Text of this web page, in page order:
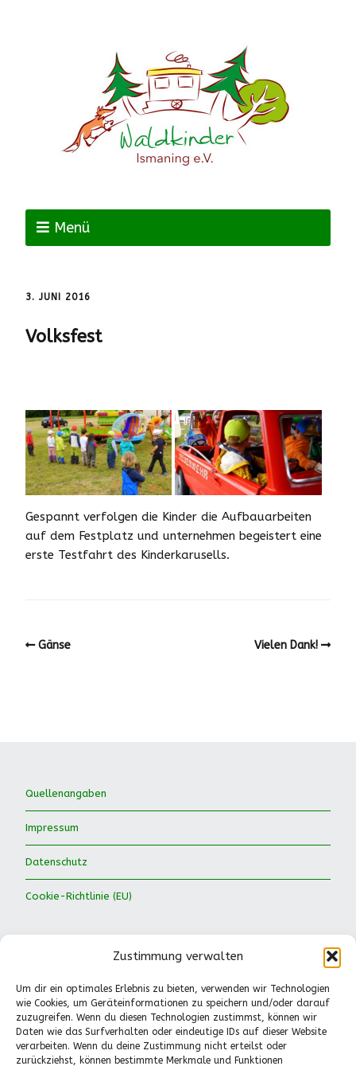
Zustimmung verwalten
Um dir ein optimales Erlebnis zu bieten, verwenden wir Technologien
wie Cookies, um Geräteinformationen zu speichern und/oder darauf
zuzugreifen. Wenn du diesen Technologien zustimmst, können wir
Daten wie das Surfverhalten oder eindeutige IDs auf dieser Website
verarbeiten. Wenn du deine Zustimmung nicht erteilst oder
zurückziehst, können bestimmte Merkmale und Funktionen
Menü
3. JUNI 2016
Volksfest
Gespannt verfolgen die Kinder die Aufbauarbeiten
auf dem Festplatz und unternehmen begeistert eine
erste Testfahrt des Kinderkarusells.
Gänse Vielen Dank!
Quellenangaben
Impressum
Datenschutz
Cookie-Richtlinie (EU)
Waldkinder Ismaning e.V.
Dorfstraße 66
85737 Ismaning